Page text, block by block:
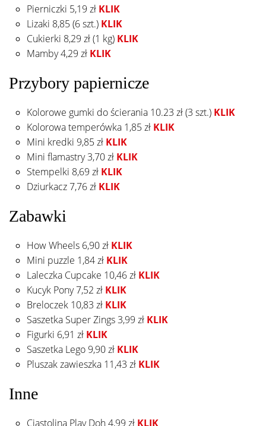
Pierniczki 5,19 zł KLIK
Lizaki 8,85 (6 szt.) KLIK
Cukierki 8,29 zł (1 kg) KLIK
Mamby 4,29 zł KLIK
Przybory papiernicze
Kolorowe gumki do ścierania 10.23 zł (3 szt.) KLIK
Kolorowa temperówka 1,85 zł KLIK
Mini kredki 9,85 zł KLIK
Mini flamastry 3,70 zł KLIK
Stempelki 8,69 zł KLIK
Dziurkacz 7,76 zł KLIK
Zabawki
How Wheels 6,90 zł KLIK
Mini puzzle 1,84 zł KLIK
Laleczka Cupcake 10,46 zł KLIK
Kucyk Pony 7,52 zł KLIK
Breloczek 10,83 zł KLIK
Saszetka Super Zings 3,99 zł KLIK
Figurki 6,91 zł KLIK
Saszetka Lego 9,90 zł KLIK
Pluszak zawieszka 11,43 zł KLIK
Inne
Ciastolina Play Doh 4,99 zł KLIK